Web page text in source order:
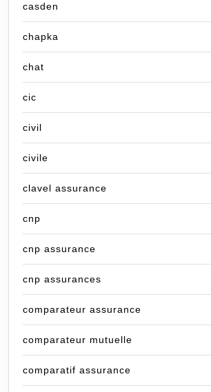
casden
chapka
chat
cic
civil
civile
clavel assurance
cnp
cnp assurance
cnp assurances
comparateur assurance
comparateur mutuelle
comparatif assurance